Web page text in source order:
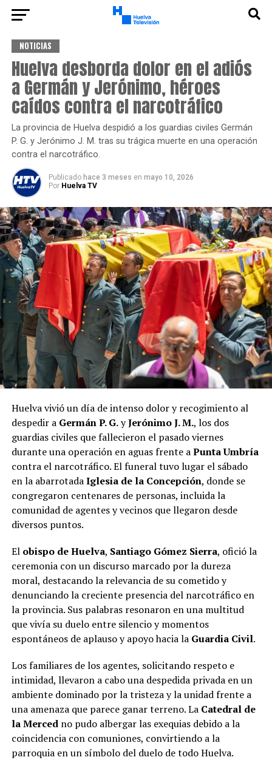
NOTICIAS
Huelva desborda dolor en el adiós
a Germán y Jerónimo, héroes
caídos contra el narcotráfico
La provincia de Huelva despidió a los guardias civiles Germán
P. G. y Jerónimo J. M. tras su trágica muerte en una operación
contra el narcotráfico.
Publicado hace 3 meses en mayo 10, 2026
Por Huelva TV
Huelva vivió un día de intenso dolor y recogimiento al
despedir a Germán P. G.yJerónimo J. M., los dos
guardias civiles que fallecieron el pasado viernes
durante una operación en aguas frente aPunta Umbría
contra el narcotráfico. El funeral tuvo lugar el sábado
en la abarrotadaIglesia de la Concepción, donde se
congregaron centenares de personas, incluida la
comunidad de agentes y vecinos que llegaron desde
diversos puntos.
El obispo de Huelva, Santiago Gómez Sierra, ofició la
ceremonia con un discurso marcado por la dureza
moral, destacando la relevancia de su cometido y
denunciando la creciente presencia del narcotráfico en
la provincia. Sus palabras resonaron en una multitud
que vivía su duelo entre silencio y momentos
espontáneos de aplauso y apoyo hacia la Guardia Civil.
Los familiares de los agentes, solicitando respeto e
intimidad, llevaron a cabo una despedida privada en un
ambiente dominado por la tristeza y la unidad frente a
una amenaza que parece ganar terreno. La Catedral de
la Mercedno pudo albergar las exequias debido a la
coincidencia con comuniones, convirtiendo a la
parroquia en un símbolo del duelo de todo Huelva.